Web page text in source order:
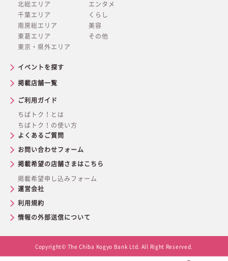
北総エリア
千葉エリア
南房総エリア
東葛エリア
東京・県外エリア
エンタメ
くらし
美容
その他
イベントを探す
掲載店舗一覧
ご利用ガイド
ちばトク！とは
ちばトク！の使い方
よくあるご質問
お問い合わせフォーム
掲載希望の店舗さまはこちら
掲載希望申し込みフォーム
運営会社
利用規約
情報の外部送信について
Copyright© The Chiba Kogyo Bank Ltd. All Right Reserved.